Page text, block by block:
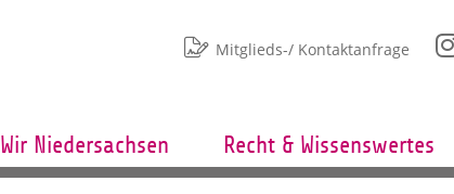
Mitglieds-/ Kontaktanfrage
Wir Niedersachsen Recht & Wissenswertes